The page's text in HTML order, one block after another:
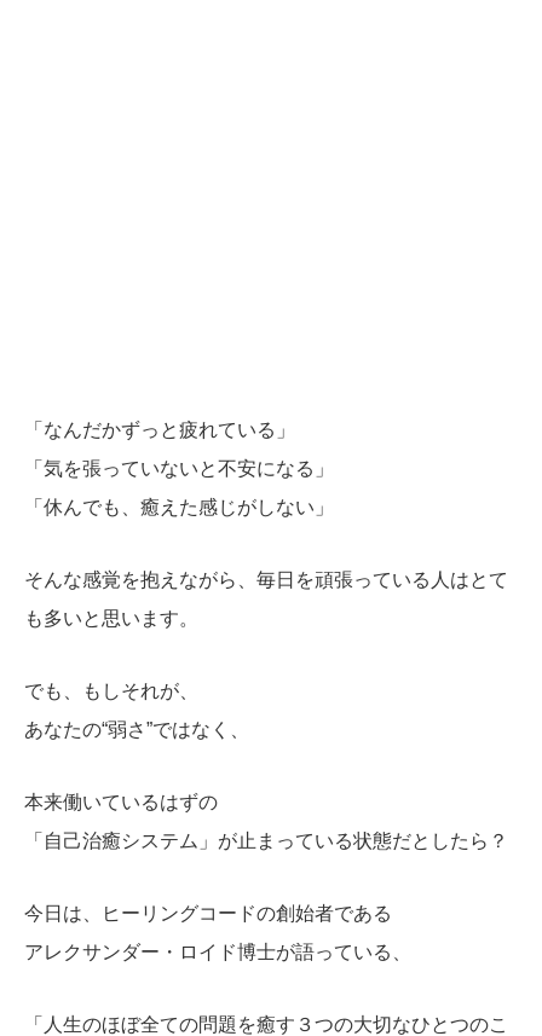
「なんだかずっと疲れている」
「気を張っていないと不安になる」
「休んでも、癒えた感じがしない」
そんな感覚を抱えながら、毎日を頑張っている人はとて
も多いと思います。
でも、もしそれが、
あなたの“弱さ”ではなく、
本来働いているはずの
「自己治癒システム」が止まっている状態だとしたら？
今日は、ヒーリングコードの創始者である
アレクサンダー・ロイド博士が語っている、
「人生のほぼ全ての問題を癒す３つの大切なひとつのこ